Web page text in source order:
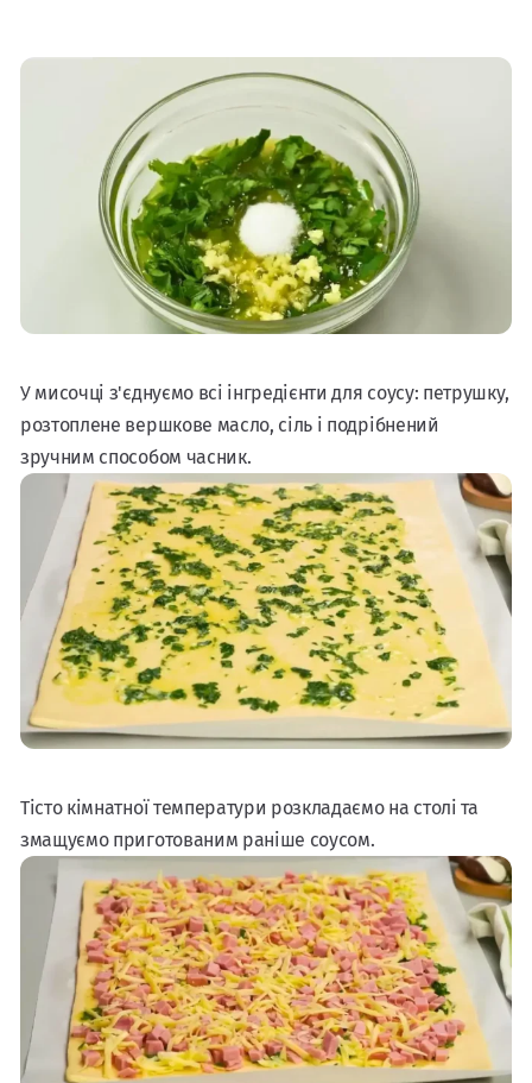
У мисочці з'єднуємо всі інгредієнти для соусу: петрушку,
розтоплене вершкове масло, сіль і подрібнений
зручним способом часник.
Тісто кімнатної температури розкладаємо на столі та
змащуємо приготованим раніше соусом.